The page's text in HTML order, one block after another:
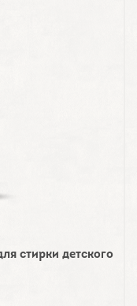
стирки детского